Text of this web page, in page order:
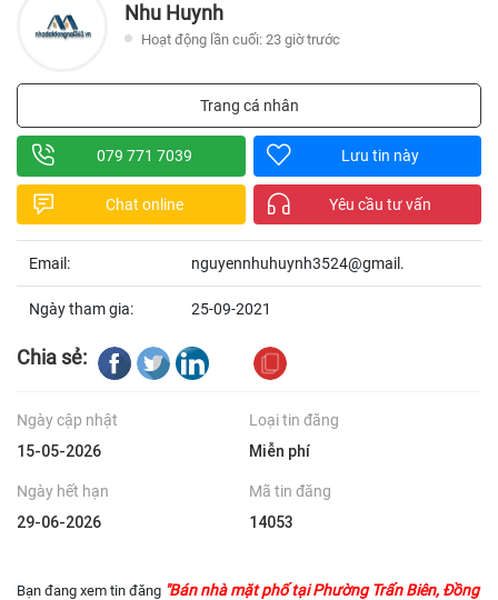
Nhu Huynh
Hoạt động lần cuối: 23 giờ trước
Trang cá nhân
079 771 7039 Lưu tin này
Chat online Yêu cầu tư vấn
Email: nguyennhuhuynh3524@gmail.
Ngày tham gia: 25-09-2021
Chia sẻ:
Ngày cập nhật
15-05-2026
Loại tin đăng
Miễn phí
Ngày hết hạn
29-06-2026
Mã tin đăng
14053
Bạn đang xem tin đăng "Bán nhà mặt phố tại Phường Trấn Biên, Đồng